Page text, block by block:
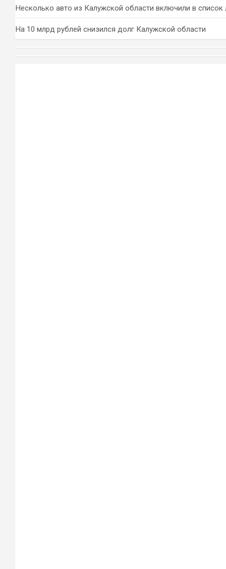
Несколько авто из Калужской области включили в список
На 10 млрд рублей снизился долг Калужской области